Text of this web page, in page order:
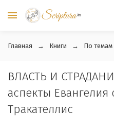
Главная Книги По темам
ВЛАСТЬ И
аспекты
Тракателлис